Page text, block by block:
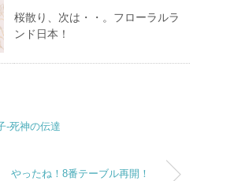
桜散り、次は・・。フローラルラ
ンド日本！
-死神の伝達
やったね！8番テーブル再開！